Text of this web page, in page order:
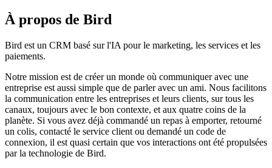
À propos de Bird
Bird est un CRM basé sur l'IA pour le marketing, les services et les
paiements.
Notre mission est de créer un monde où communiquer avec une
entreprise est aussi simple que de parler avec un ami. Nous facilitons
la communication entre les entreprises et leurs clients, sur tous les
canaux, toujours avec le bon contexte, et aux quatre coins de la
planète. Si vous avez déjà commandé un repas à emporter, retourné
un colis, contacté le service client ou demandé un code de
connexion, il est quasi certain que vos interactions ont été propulsées
par la technologie de Bird.